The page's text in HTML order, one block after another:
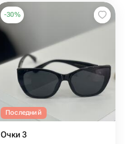
-30%
Последний
Очки 3